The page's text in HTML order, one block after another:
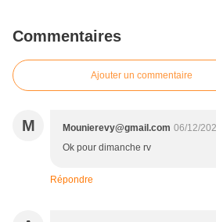
Commentaires
Ajouter un commentaire
M Mounierevy@gmail.com 06/12/
Ok pour dimanche rv
Répondre